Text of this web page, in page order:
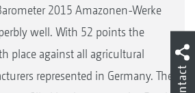
2015 Amazonen-Werke
well. With 52 points the
place against all agricultural
represented in Germany. The